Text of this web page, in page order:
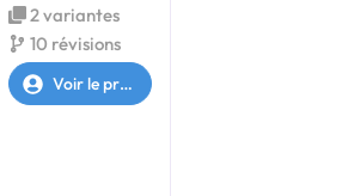
2 variantes
10 révisions
Voir le profil